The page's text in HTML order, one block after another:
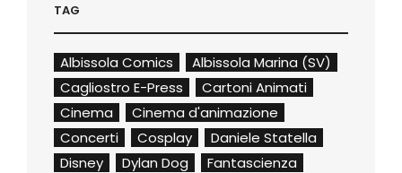
TAG
Albissola Comics
Albissola Marina (SV)
Cagliostro E-Press
Cartoni Animati
Cinema
Cinema d'animazione
Concerti
Cosplay
Daniele Statella
Disney
Dylan Dog
Fantascienza